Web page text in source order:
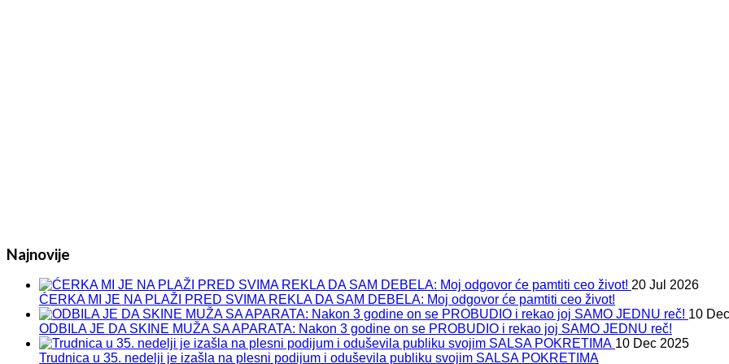
Najnovije
20 Jul 2026
ĆERKA MI JE NA PLAŽI PRED SVIMA REKLA DA SAM DEBELA: Moj odgovor će pamtiti ceo život!
10
ODBILA JE DA SKINE MUŽA SA APARATA: Nakon 3 godine on se PROBUDIO i rekao joj SAMO JEDNU reč!
10 Dec 2025
Trudnica u 35. nedelji je izašla na plesni podijum i oduševila publiku svojim SALSA POKRETIMA